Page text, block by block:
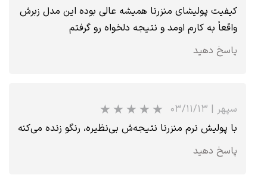
★★★ ★ ★
کیفیت پولیشای منزرنا همیشه عالی بوده این مدل زبرش
واقعاً به کارم اومد و نتیجه دلخواه رو گرفتم
پاسخ دهید
سپهر | ۰۳/۱۱/۱۳
با پولیش نرم منزرنا نتیجه‌ش بی‌نظیره، رنگو زنده می‌کنه
پاسخ دهید